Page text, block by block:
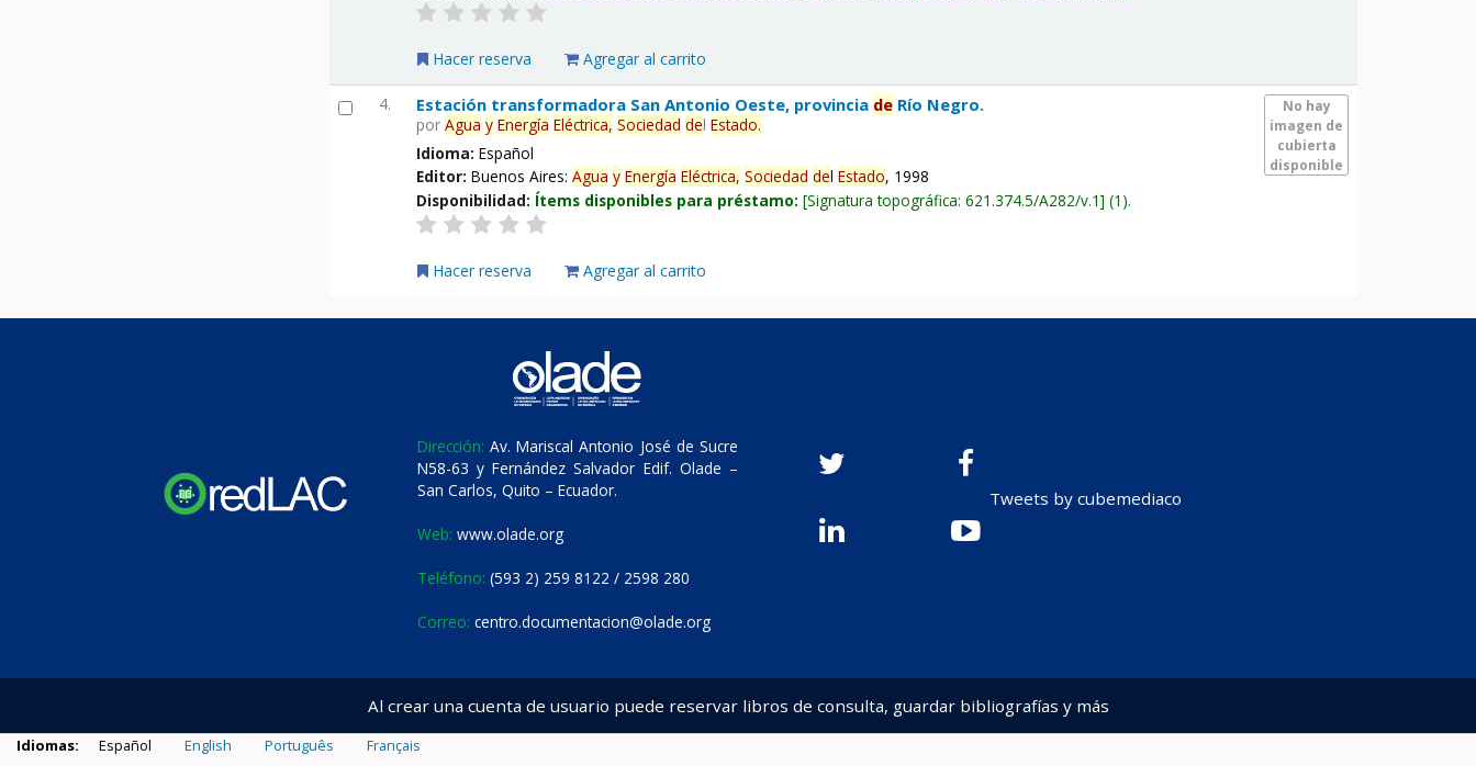
Hacer reserva Agregar al carrito
4.
No hay
imagen de
cubierta
disponible
Estación transformadora San Antonio Oeste, provincia de Río Negro.
porAgua y Energía Eléctrica, Sociedad delEstado.
Idioma:Español
Editor:Buenos Aires:Agua y Energía Eléctrica, Sociedad delEstado, 1998
Disponibilidad: Ítems disponibles para préstamo: Signatura topográfica:621.374.5/A282/v.1 (1).
Hacer reserva Agregar al carrito
Dirección: Av. Mariscal Antonio José de Sucre
N58-63 y Fernández Salvador Edif. Olade –
San Carlos, Quito – Ecuador.
Web: www.olade.org
Teléfono: (593 2) 259 8122 / 2598 280
Correo: centro.documentacion@olade.org
Tweets by cubemediaco
Al crear una cuenta de usuario puede reservar libros de consulta, guardar bibliografías y más
Idiomas: Español English Português Français